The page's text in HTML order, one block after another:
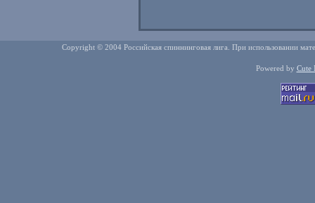
Copyright © 2004 Российская спиннинговая лига. При использовании
Powered by Cute